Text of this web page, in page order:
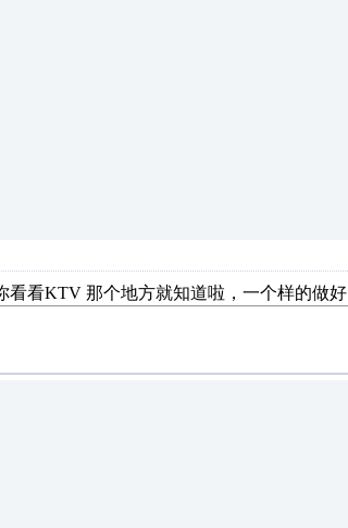
看KTV 那个地方就知道啦，一个样的做好